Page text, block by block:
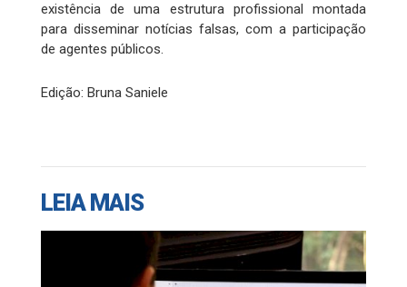
existência de uma estrutura profissional montada
para disseminar notícias falsas, com a participação
de agentes públicos.
Edição: Bruna Saniele
LEIA MAIS